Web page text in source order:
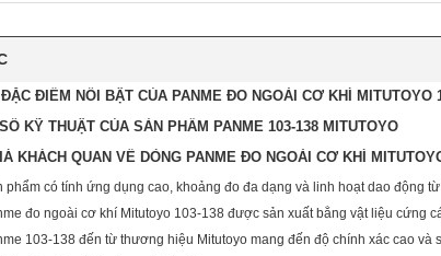
ĐIỂM NỔI BẬT CỦA PANME ĐO NGOÀI CƠ KHÍ MITUTOYO
KỸ THUẬT CỦA SẢN PHẨM PANME 103-138 MITUTOYO
KHÁCH QUAN VỀ DÒNG PANME ĐO NGOÀI CƠ KHÍ
phẩm có tính ứng dụng cao, khoảng đo đa dạng và linh hoạt dao động
đo ngoài cơ khí Mitutoyo 103-138 được sản xuất bằng vật liệu cứng
103-138 đến từ thương hiệu Mitutoyo mang đến độ chính xác cao và